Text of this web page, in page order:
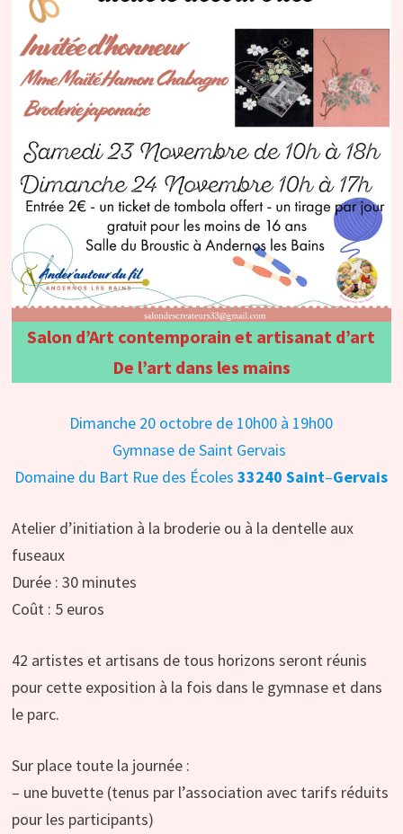
Salon d’Art contemporain et artisanat d’art
De l’art dans les mains
Dimanche 20 octobre de 10h00 à 19h00
Gymnase de Saint Gervais
Domaine du Bart Rue des Écoles33240 Saint–Gervais
Atelier d’initiation à la broderie ou à la dentelle aux
fuseaux
Durée : 30 minutes
Coût : 5 euros
42 artistes et artisans de tous horizons seront réunis
pour cette exposition à la fois dans le gymnase et dans
le parc.
Sur place toute la journée :
– une buvette (tenus par l’association avec tarifs réduits
pour les participants)